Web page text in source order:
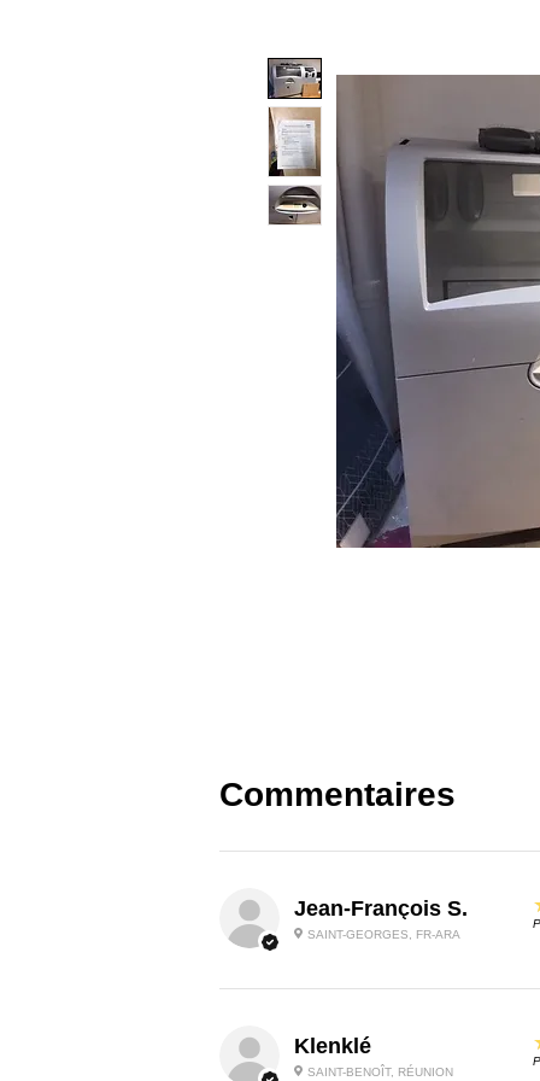
Commentaires
Jean-François S.
SAINT-GEORGES, FR-ARA
Klenklé
SAINT-BENOÎT, RÉUNION